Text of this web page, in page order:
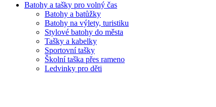
Batohy a tašky pro volný čas
Batohy a batůžky
Batohy na výlety, turistiku
Stylové batohy do města
Tašky a kabelky
Sportovní tašky
Školní taška přes rameno
Ledvinky pro děti